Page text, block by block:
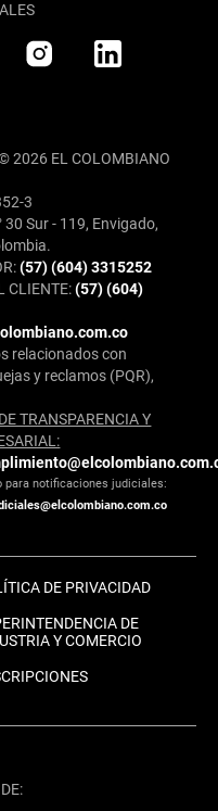
2026 EL COLOMBIANO
3
30 Sur - 119, Envigado,
(57) (604) 3315252
CLIENTE:(57) (604)
relacionados con
y reclamos (PQR),
TRANSPARENCIA Y
para notificaciones judiciales:
DE PRIVACIDAD
DE
Y COMERCIO